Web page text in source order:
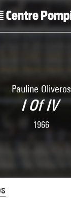
Pauline Oliveros
I Of IV
1966